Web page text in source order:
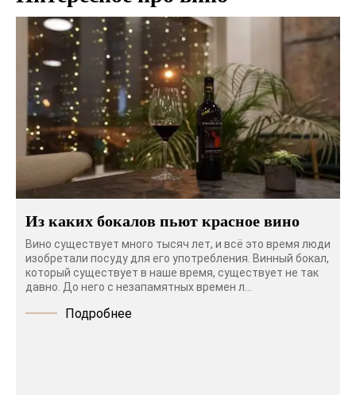
Из каких бокалов пьют красное вино
Вино существует много тысяч лет, и всё это время люди
изобретали посуду для его употребления. Винный бокал,
который существует в наше время, существует не так
давно. До него с незапамятных времен л...
Подробнее